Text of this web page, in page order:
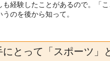
も経験したことがあるので。「
のを後から知って。
にとって「スポーツ」